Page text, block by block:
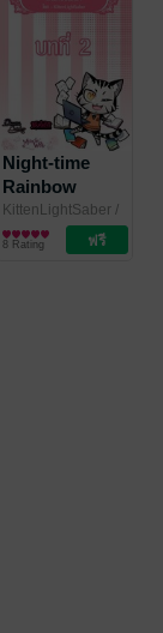
Night-time
Rainbow
ภารกิจจันทรา
บทที่ 2 (EPUB)
KittenLightSaber/
Punica The Dream
Catcher
นิยายแฟนตาซี
8 Rating